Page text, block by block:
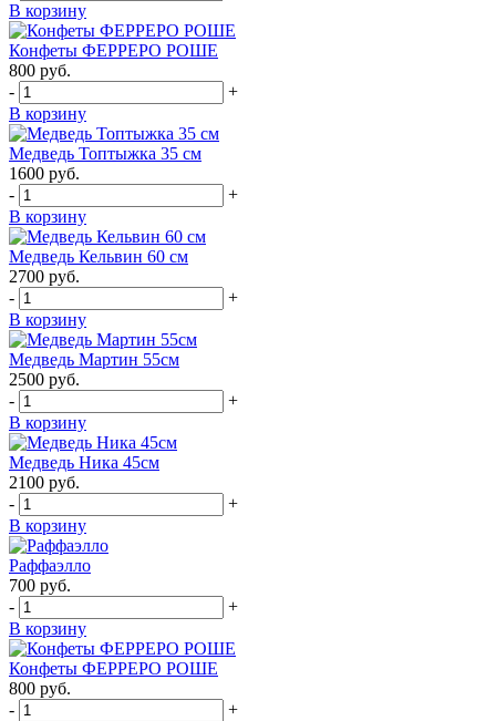
В корзину
Конфеты ФЕРРЕРО РОШЕ
800 руб.
-
+
В корзину
Медведь Топтыжка 35 см
1600 руб.
-
+
В корзину
Медведь Кельвин 60 см
2700 руб.
-
+
В корзину
Медведь Мартин 55см
2500 руб.
-
+
В корзину
Медведь Ника 45см
2100 руб.
-
+
В корзину
Раффаэлло
700 руб.
-
+
В корзину
Конфеты ФЕРРЕРО РОШЕ
800 руб.
-
+